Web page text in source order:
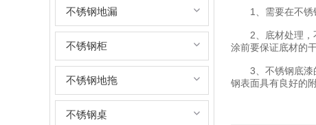
不锈钢地漏
不锈钢柜
不锈钢地拖
不锈钢桌
1、需要在不锈钢
2、底材处理，不
涂前要保证底材的干
3、不锈钢底漆的
钢表面具有良好的